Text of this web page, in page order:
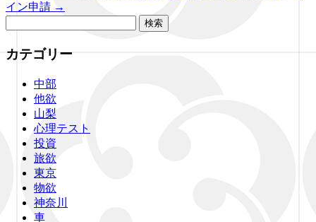
イン申請 →
カテゴリー
中部
他欲
山梨
心理テスト
投資
旅欲
東京
物欲
神奈川
車